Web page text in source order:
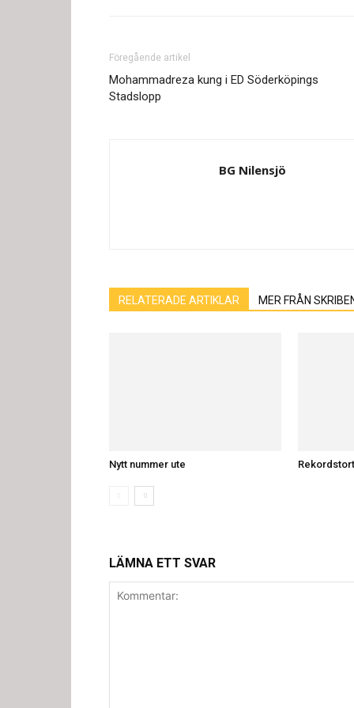
Föregående artikel
Mohammadreza kung i ED Söderköpings
Stadslopp
BG Nilensjö
RELATERADE ARTIKLAR MER FRÅN
Nytt nummer ute
LÄMNA ETT SVAR